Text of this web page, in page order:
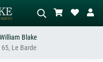
William Blake
Le Barde